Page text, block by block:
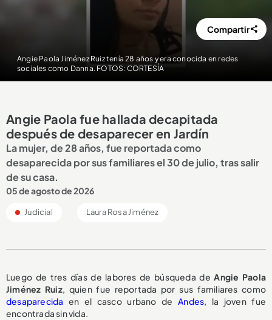
Angie Paola Jiménez Ruiz tenía 28 años y era conocida en redes
sociales como Danna. FOTOS: CORTESÍA
Compartir
Angie Paola fue hallada decapitada
después de desaparecer en Jardín
La mujer, de 28 años, fue reportada como
desaparecida por sus familiares el 30 de julio, tras salir
de su casa.
05 de agosto de 2026
Judicial Laura Rosa Jiménez
Luego de tres días de labores de búsqueda deAngie Paola
Jiménez Ruiz, quien fue reportada por sus familiares como
desaparecida en el casco urbano deAndes, la joven fue
encontrada sin vida.